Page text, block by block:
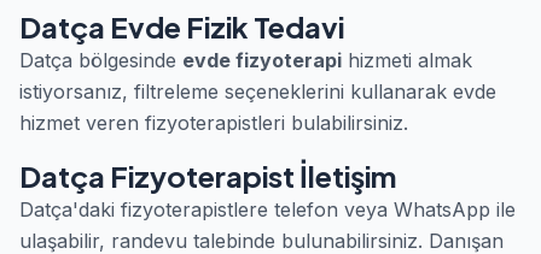
Datça Evde Fizik Tedavi
Datça bölgesinde evde fizyoterapi hizmeti almak
istiyorsanız, filtreleme seçeneklerini kullanarak evde
hizmet veren fizyoterapistleri bulabilirsiniz.
Datça Fizyoterapist İletişim
Datça'daki fizyoterapistlere telefon veya WhatsApp ile
ulaşabilir, randevu talebinde bulunabilirsiniz. Danışan